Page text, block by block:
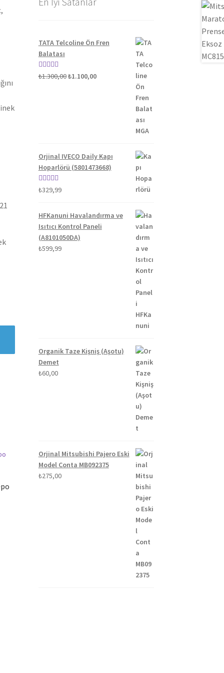
TATA Telcoline Ön Fren
Balatası
5 üzerinden
₺1.300,00Orijinal
₺1.100,00Şu
Orjinal IVECO Daily Kapı
Hoparlörü (5801473668)
5 üzerinden
₺329,99
HFKanuni Havalandırma ve
Isıtıcı Kontrol Paneli
(A8101050DA)
₺599,99
Organik Taze Kişniş (Aşotu)
Demet
₺60,00
Orjinal Mitsubishi Pajero Eski
Model Conta MB092375
₺275,00